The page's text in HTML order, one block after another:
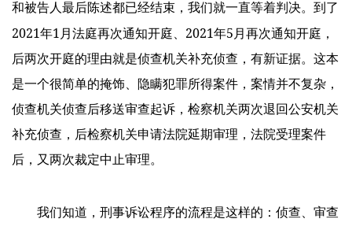
和被告人最后陈述都已经结束，我们就一直等着判决。到了
2021年1 月法庭再次通知开庭、 2021年5 月再次通知开庭，
后两次开庭的理由就是侦查机关补充侦查，有新证据。这本
是一个很简单的掩饰、隐瞒犯罪所得案件，案情并不复杂，
侦查机关侦查后移送审查起诉，检察机关两次退回公安机关
补充侦查，后检察机关申请法院延期审理，法院受理案件
后，又两次裁定中止审理。
我们知道，刑事诉讼程序的流程是这样的：侦查、审查